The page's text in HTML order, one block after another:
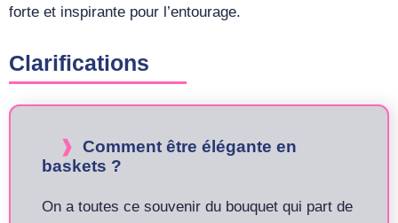
forte et inspirante pour l’entourage.
Clarifications
Comment être élégante en
baskets ?
On a toutes ce souvenir du bouquet qui part de